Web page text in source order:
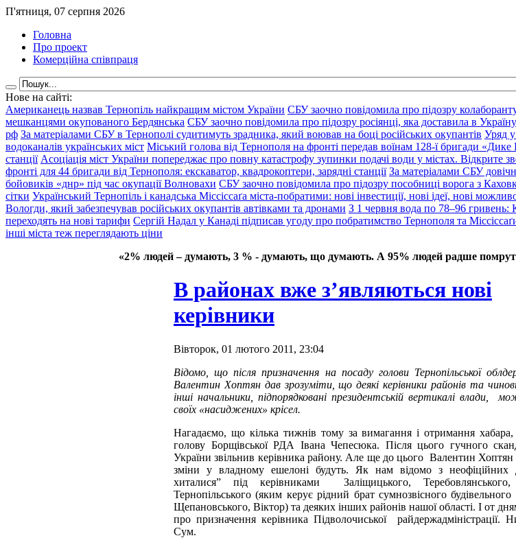
П'ятниця, 07 серпня 2026
Головна
Про проект
Комерційна співпраця
Нове на сайті:
Американець назвав Тернопіль найкращим містом України СБУ заочно повідомила про підозру
мешканцями окупованого Бердянська СБУ заочно повідомила про підозру росіянці, яка доставила в
рф За матеріалами СБУ в Тернополі судитимуть зрадника, який воював на боці російських окупантів Уряд у
водоканалів українських міст Міський голова від Тернополя на фронті передав воїнам 128-ї бригади
станції Асоціація міст України попереджає про повну катастрофу зупинки подачі води у містах. Відкрите
фронті для 44 бригади від Тернополя: екскаватор, квадрокоптери, зарядні станції За матеріалами СБУ
бойовиків «днр» під час окупації Волновахи СБУ заочно повідомила про підозру пособниці ворога з
сітки Український Тернопіль і канадська Міссіссаґа міста-побратими: нові інвестиції, нові ідеї, нові
Вологди, який забезпечував російських окупантів автівками та дронами З 1 червня вода по 78–96
переходять на нові тарифи Сергій Надал у Канаді підписав угоду про побратимство Тернополя та
інші міста теж переглядають ціни
«2% людей – думають, 3 % - думають, що думають. А 95% людей радше
В районах вже з’являються нові
керівники
Вівторок, 01 лютого 2011, 23:04
Відомо, що після призначення на посаду голови Тернопільської
Валентин Хоптян дав зрозуміти, що деякі керівники районів та
інші начальники, підпорядковані президентській вертикалі влади,
своїх «насиджених» крісел.
Нагадаємо, що кілька тижнів тому за вимагання і отримання
голову Борщівської РДА Івана Чепесюка. Після цього гучного
України звільнив керівника району. Але ще до цього Валентин
зміни у владному ешелоні будуть. Як нам відомо з неофіційних
хиталися” під керівниками Заліщицького, Теребовлянського,
Тернопільського (яким керує рідний брат сумнозвісного будівельного
Щепановського, Віктор) та деяких інших районів нашої області. І от
про призначення керівника Підволочиської райдержадміністрації.
Сум.